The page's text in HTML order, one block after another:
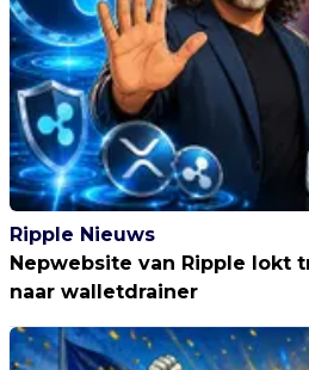
Ripple Nieuws
Nepwebsite van Ripple lokt
naar walletdrainer